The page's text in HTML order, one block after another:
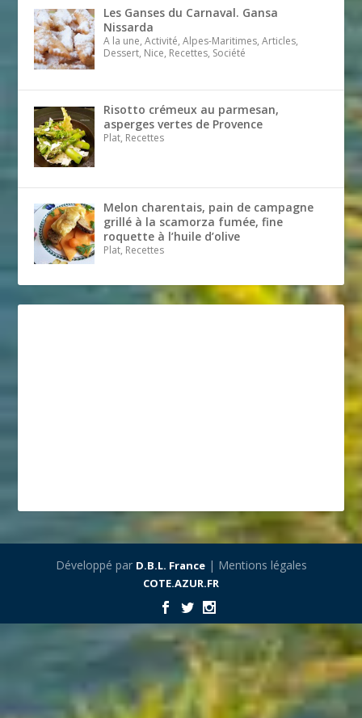
Les Ganses du Carnaval. Gansa
Nissarda
A la une, Activité, Alpes-Maritimes, Articles,
Dessert, Nice, Recettes, Société
Risotto crémeux au parmesan,
asperges vertes de Provence
Plat, Recettes
Melon charentais, pain de campagne
grillé à la scamorza fumée, fine
roquette à l’huile d’olive
Plat, Recettes
Développé par D.B.L. France| Mentions légales
COTE.AZUR.FR